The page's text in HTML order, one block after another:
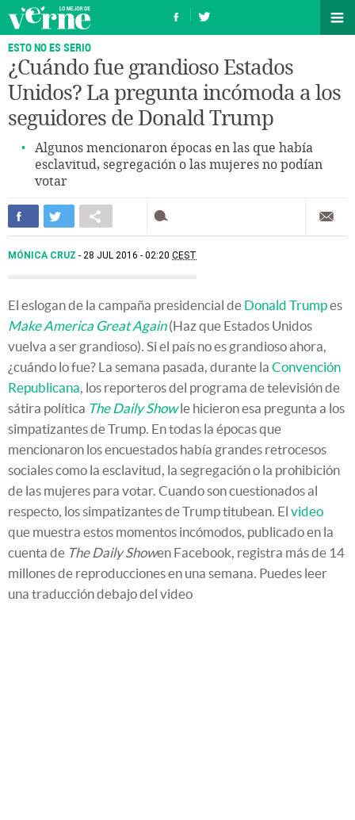
ESTO NO ES SERIO
¿Cuándo fue grandioso Estados
Unidos? La pregunta incómoda a los
seguidores de Donald Trump
Algunos mencionaron épocas en las que había
esclavitud, segregación o las mujeres no podían
votar
MÓNICA CRUZ 28 JUL 2016 - 02:20 CEST
El eslogan de la campaña presidencial de Donald Trumpes
Make America Great Again(Haz que Estados Unidos
vuelva a ser grandioso). Si el país no es grandioso ahora,
¿cuándo lo fue? La semana pasada, durante la Convención
Republicana, los reporteros del programa de televisión de
sátira política The Daily Showle hicieron esa pregunta a los
simpatizantes de Trump. En todas la épocas que
mencionaron los encuestados había grandes retrocesos
sociales como la esclavitud, la segregación o la prohibición
de las mujeres para votar. Cuando son cuestionados al
respecto, los simpatizantes de Trump titubean. El video
que muestra estos momentos incómodos, publicado en la
cuenta de The Daily Showen Facebook, registra más de 14
millones de reproducciones en una semana. Puedes leer
una traducción debajo del video